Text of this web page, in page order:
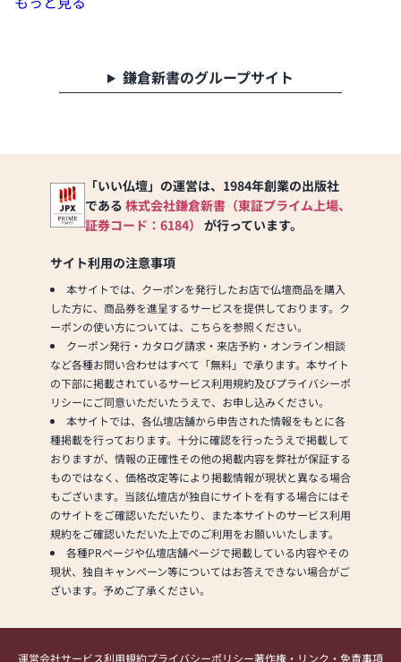
鎌倉新書のグループサイト
「いい仏壇」の運営は、1984年創業の出版社
である 株式会社鎌倉新書（東証プライム上場、
証券コード：6184） が行っています。
サイト利用の注意事項
本サイトでは、クーポンを発行したお店で仏壇商品を購入
した方に、商品券を進呈するサービスを提供しております。ク
ーポンの使い方については、こちらを参照ください。
クーポン発行・カタログ請求・来店予約・オンライン相談
など各種お問い合わせはすべて「無料」で承ります。本サイト
の下部に掲載されているサービス利用規約及びプライバシーポ
リシーにご同意いただいたうえで、お申し込みください。
本サイトでは、各仏壇店舗から申告された情報をもとに各
種掲載を行っております。十分に確認を行ったうえで掲載して
おりますが、情報の正確性その他の掲載内容を弊社が保証する
ものではなく、価格改定等により掲載情報が現状と異なる場合
もございます。当該仏壇店が独自にサイトを有する場合にはそ
のサイトをご確認いただいたり、また本サイトのサービス利用
規約をご確認いただいた上でのご利用をお願いいたします。
各種PRページや仏壇店舗ページで掲載している内容やその
現状、独自キャンペーン等についてはお答えできない場合がご
ざいます。予めご了承ください。
運営会社サービス利用規約プライバシーポリシー著作権・リンク・免責事項